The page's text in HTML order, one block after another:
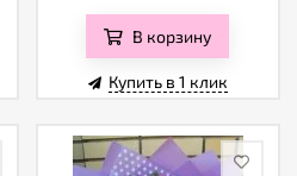
В корзину
Купить в 1 клик